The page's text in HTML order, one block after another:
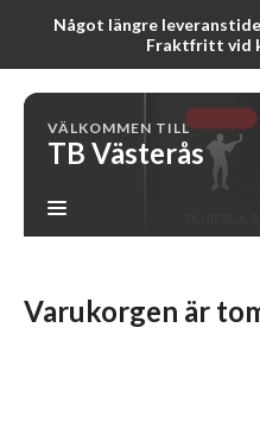
Något längre
Fraktfritt vid
VÄLKOMMEN TILL
TB Västerås
Varukorgen är